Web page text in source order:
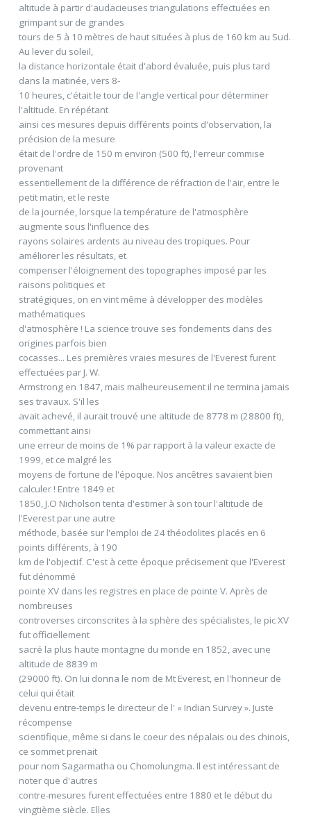
altitude à partir d'audacieuses triangulations effectuées en
grimpant sur de grandes
tours de 5 à 10 mètres de haut situées à plus de 160 km au Sud.
Au lever du soleil,
la distance horizontale était d'abord évaluée, puis plus tard
dans la matinée, vers 8-
10 heures, c'était le tour de l'angle vertical pour déterminer
l'altitude. En répétant
ainsi ces mesures depuis différents points d'observation, la
précision de la mesure
était de l'ordre de 150 m environ (500 ft), l'erreur commise
provenant
essentiellement de la différence de réfraction de l'air, entre le
petit matin, et le reste
de la journée, lorsque la température de l'atmosphère
augmente sous l'influence des
rayons solaires ardents au niveau des tropiques. Pour
améliorer les résultats, et
compenser l'éloignement des topographes imposé par les
raisons politiques et
stratégiques, on en vint même à développer des modèles
mathématiques
d'atmosphère ! La science trouve ses fondements dans des
origines parfois bien
cocasses... Les premières vraies mesures de l'Everest furent
effectuées par J. W.
Armstrong en 1847, mais malheureusement il ne termina jamais
ses travaux. S'il les
avait achevé, il aurait trouvé une altitude de 8778 m (28800 ft),
commettant ainsi
une erreur de moins de 1% par rapport à la valeur exacte de
1999, et ce malgré les
moyens de fortune de l'époque. Nos ancêtres savaient bien
calculer ! Entre 1849 et
1850, J.O Nicholson tenta d'estimer à son tour l'altitude de
l'Everest par une autre
méthode, basée sur l'emploi de 24 théodolites placés en 6
points différents, à 190
km de l'objectif. C'est à cette époque précisement que l'Everest
fut dénommé
pointe XV dans les registres en place de pointe V. Après de
nombreuses
controverses circonscrites à la sphère des spécialistes, le pic XV
fut officiellement
sacré la plus haute montagne du monde en 1852, avec une
altitude de 8839 m
(29000 ft). On lui donna le nom de Mt Everest, en l'honneur de
celui qui était
devenu entre-temps le directeur de l' « Indian Survey ». Juste
récompense
scientifique, même si dans le coeur des népalais ou des chinois,
ce sommet prenait
pour nom Sagarmatha ou Chomolungma. Il est intéressant de
noter que d'autres
contre-mesures furent effectuées entre 1880 et le début du
vingtième siècle. Elles